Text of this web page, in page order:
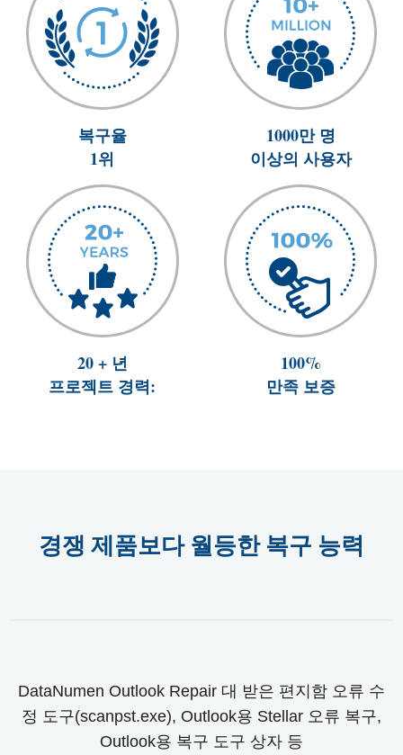
복구율
1위
1000만 명
이상의 사용자
20 + 년
프로젝트 경력:
100%
만족 보증
경쟁 제품보다 월등한 복구 능력
DataNumen Outlook Repair 대 받은 편지함 오류 수
정 도구(scanpst.exe), Outlook용 Stellar 오류 복구,
Outlook용 복구 도구 상자 등